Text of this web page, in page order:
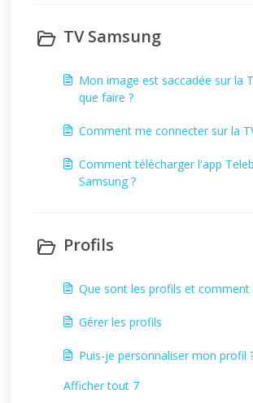
TV Samsung
Mon image est saccadée sur la
que faire ?
Comment me connecter sur la
Comment télécharger l'app
Samsung ?
Profils
Que sont les profils et comment
Gérer les profils
Puis-je personnaliser mon profil
Afficher tout 7